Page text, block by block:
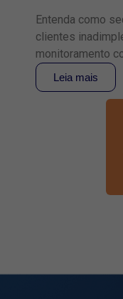
Entenda como
clientes
monitoramento
Leia mais